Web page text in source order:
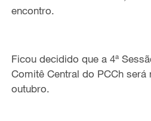
encontro.
Ficou decidido que a 4ª
Comitê Central do PCCh será
outubro.